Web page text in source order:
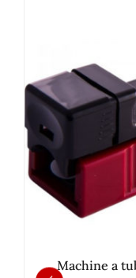
Machine a